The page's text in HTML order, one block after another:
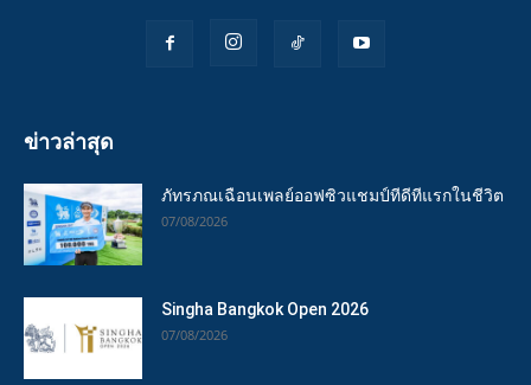
ข่าวล่าสุด
ภัทรภณเฉือนเพลย์ออฟซิวแชมป์ทีดีทีแรกในชีวิต
07/08/2026
Singha Bangkok Open 2026
07/08/2026